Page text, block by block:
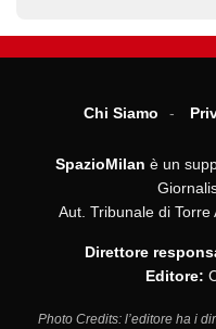
Chi Siamo
SpazioMilan è un
Aut. Tribunale di Torre
Direttore
Editore:
Photo Credits: l’editore ha i